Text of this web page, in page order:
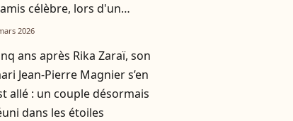
célèbre, lors d'un
en dehors de Paris
2026
ans après Rika Zaraï, son
Jean-Pierre Magnier s’en
allé : un couple désormais
dans les étoiles